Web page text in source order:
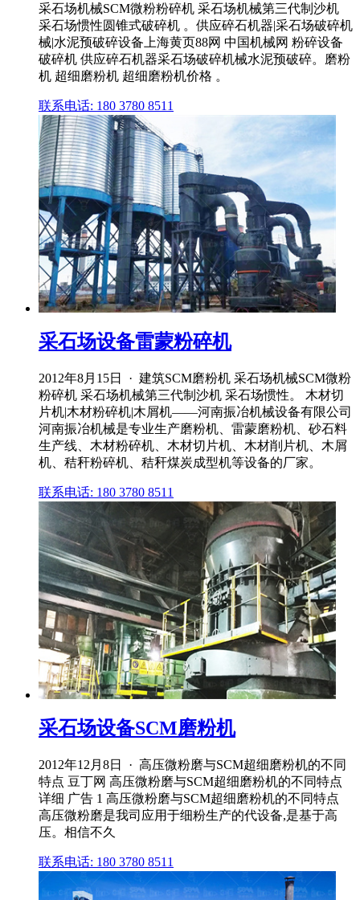
采石场机械SCM微粉粉碎机 采石场机械第三代制沙机
采石场惯性圆锥式破碎机 。供应碎石机器|采石场破碎机
械|水泥预破碎设备上海黄页88网 中国机械网 粉碎设备
破碎机 供应碎石机器采石场破碎机械水泥预破碎。磨粉
机 超细磨粉机 超细磨粉机价格 。
联系电话: 180 3780 8511
采石场设备雷蒙粉碎机
2012年8月15日 · 建筑SCM磨粉机 采石场机械SCM微粉
粉碎机 采石场机械第三代制沙机 采石场惯性。 木材切
片机|木材粉碎机|木屑机——河南振冶机械设备有限公司
河南振冶机械是专业生产磨粉机、雷蒙磨粉机、砂石料
生产线、木材粉碎机、木材切片机、木材削片机、木屑
机、秸秆粉碎机、秸秆煤炭成型机等设备的厂家。
联系电话: 180 3780 8511
采石场设备SCM磨粉机
2012年12月8日 · 高压微粉磨与SCM超细磨粉机的不同
特点 豆丁网 高压微粉磨与SCM超细磨粉机的不同特点
详细 广告 1 高压微粉磨与SCM超细磨粉机的不同特点
高压微粉磨是我司应用于细粉生产的代设备,是基于高
压。相信不久
联系电话: 180 3780 8511